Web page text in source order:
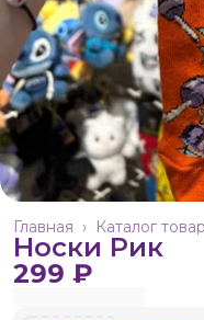
Каталог
Главная ›
Носки Рик
299 ₽